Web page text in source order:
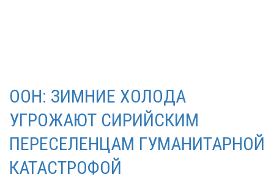
ООН: ЗИМНИЕ ХОЛОДА
УГРОЖАЮТ СИРИЙСКИМ
ПЕРЕСЕЛЕНЦАМ ГУМАНИТАРНОЙ
КАТАСТРОФОЙ